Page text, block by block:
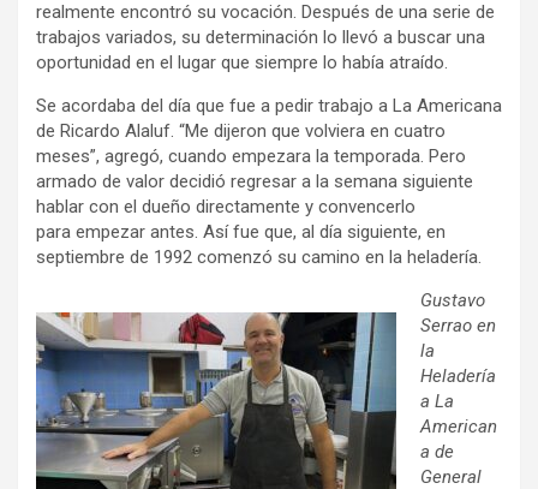
realmente encontró su vocación. Después de una serie de
trabajos variados, su determinación lo llevó a buscar una
oportunidad en el lugar que siempre lo había atraído.
Se acordaba del día que fue a pedir trabajo a La Americana
de Ricardo Alaluf. “Me dijeron que volviera en cuatro
meses”, agregó, cuando empezara la temporada. Pero
armado de valor decidió regresar a la semana siguiente
hablar con el dueño directamente y convencerlo
para empezar antes. Así fue que, al día siguiente, en
septiembre de 1992 comenzó su camino en la heladería.
Gustavo
Serrao en
la
Heladería
a La
American
a de
General